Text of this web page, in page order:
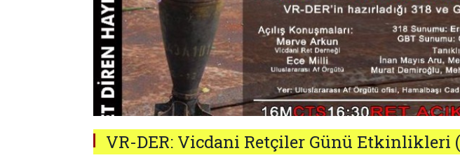
VR-DER: Vicdani Retçiler Günü Etkinlikleri